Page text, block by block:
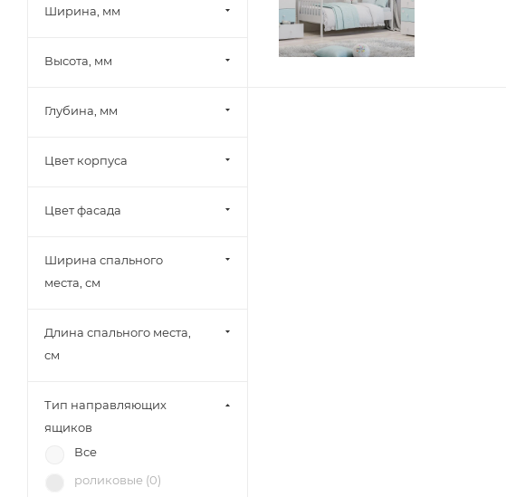
Олмеко (
Шведский стандарт
(1)
Mobi (5)
Тэкс (3)
Зарон (9)
Ширина, мм
Высота, мм
Глубина, мм
Цвет корпуса
Цвет фасада
Ширина спального
места, см
Длина спального места,
см
Тип направляющих
ящиков
Все
роликовые (0)